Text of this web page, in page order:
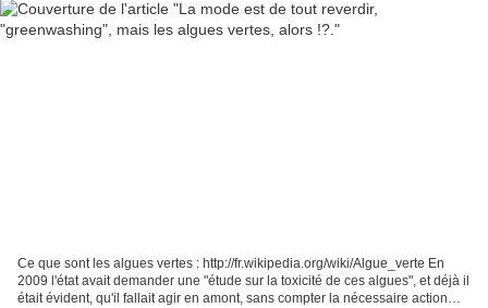
Ce que sont les algues vertes : http://fr.wikipedia.org/wiki/Algue_verte En
2009 l'état avait demander une "étude sur la toxicité de ces algues", et déjà il
était évident, qu'il fallait agir en amont, sans compter la nécessaire action